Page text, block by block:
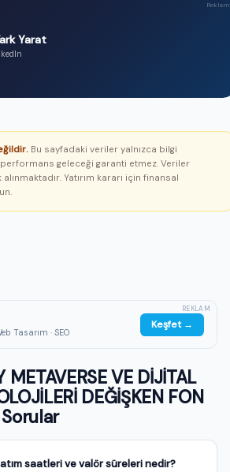
Yarat
Reklam
Bu sayfadaki veriler yalnızca bilgi
performans geleceği garanti etmez. Veriler
Yatırım kararı için finansal
Tasarım · SEO
Keşfet →
REKLAM
METAVERSE VE DİJİTAL
DEĞİŞKEN FON
saatleri ve valör süreleri nedir?